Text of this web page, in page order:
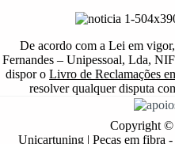
De acordo com a Lei em
Fernandes – Unipessoal, Lda,
dispor oLivro de Reclamações
resolver qualquer disputa
Copyright ©
Unicartuning | Peças em fibra